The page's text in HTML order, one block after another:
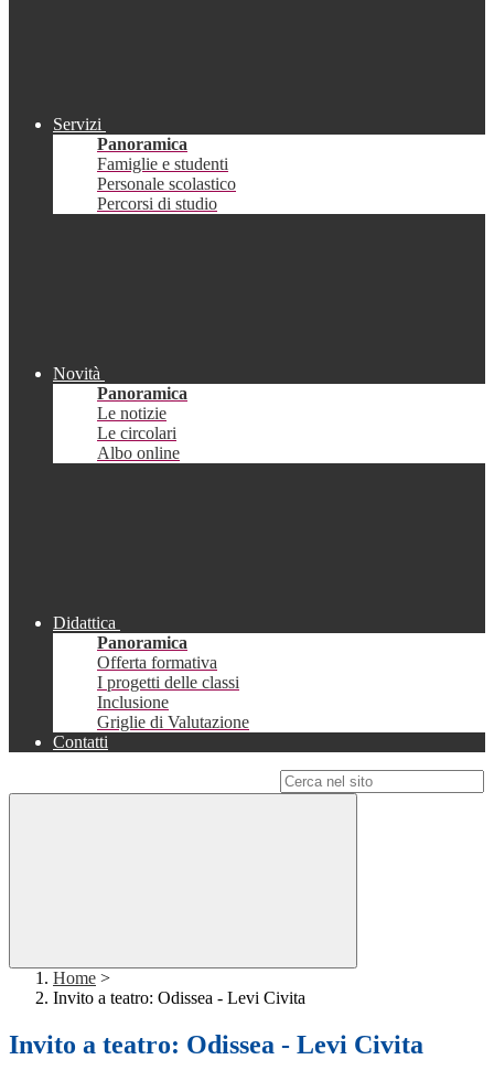
Servizi
Panoramica
Famiglie e studenti
Personale scolastico
Percorsi di studio
Novità
Panoramica
Le notizie
Le circolari
Albo online
Didattica
Panoramica
Offerta formativa
I progetti delle classi
Inclusione
Griglie di Valutazione
Contatti
Home >
Invito a teatro: Odissea - Levi Civita
Invito a teatro: Odissea - Levi Civita